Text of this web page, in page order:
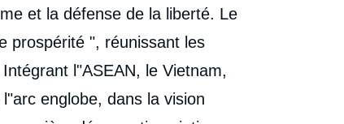
et la défense de la liberté. Le
prospérité ", réunissant les
l"ASEAN, le Vietnam,
englobe, dans la vision